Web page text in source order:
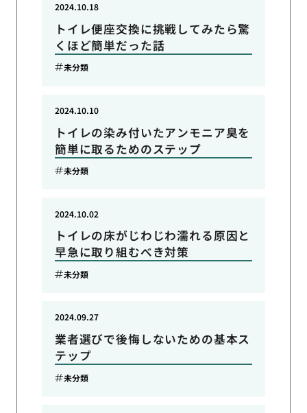
トイレ便座交換に挑戦してみたら驚
くほど簡単だった話
2024.10.18
未分類
トイレの染み付いたアンモニア臭を
簡単に取るためのステップ
2024.10.10
未分類
トイレの床がじわじわ濡れる原因と
早急に取り組むべき対策
2024.10.02
未分類
業者選びで後悔しないための基本ス
テップ
2024.09.27
未分類